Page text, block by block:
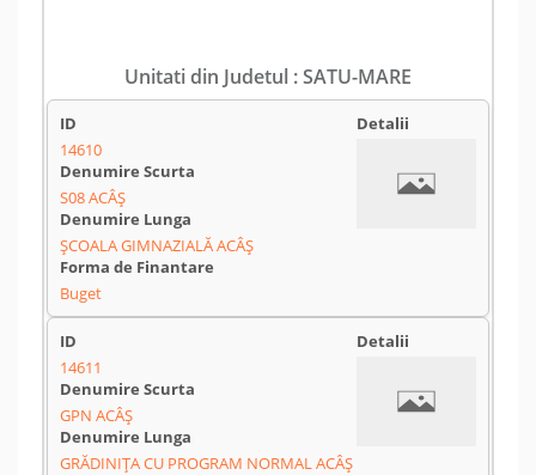
Unitati din Judetul : SATU-MARE
14610
S08 ACÂȘ
ȘCOALA GIMNAZIALĂ ACÂȘ
Buget
14611
GPN ACÂȘ
GRĂDINIȚA CU PROGRAM NORMAL ACÂȘ